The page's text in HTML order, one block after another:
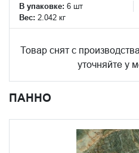
В упаковке: 6 шт
Вес: 2.042 кг
Товар снят с
уточняйте у
ПАННО